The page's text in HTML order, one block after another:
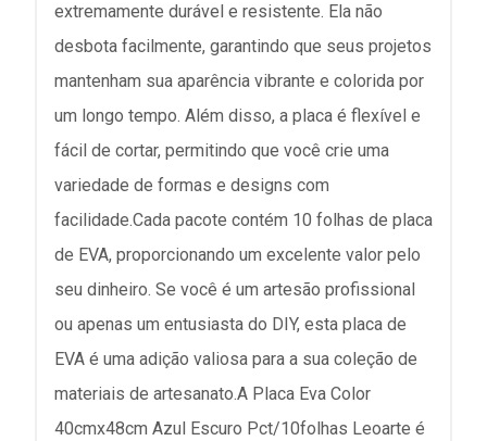
extremamente durável e resistente. Ela não
desbota facilmente, garantindo que seus projetos
mantenham sua aparência vibrante e colorida por
um longo tempo. Além disso, a placa é flexível e
fácil de cortar, permitindo que você crie uma
variedade de formas e designs com
facilidade.Cada pacote contém 10 folhas de placa
de EVA, proporcionando um excelente valor pelo
seu dinheiro. Se você é um artesão profissional
ou apenas um entusiasta do DIY, esta placa de
EVA é uma adição valiosa para a sua coleção de
materiais de artesanato.A Placa Eva Color
40cmx48cm Azul Escuro Pct/10folhas Leoarte é